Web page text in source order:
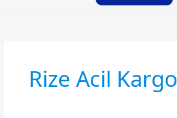
Rize Acil Kargo